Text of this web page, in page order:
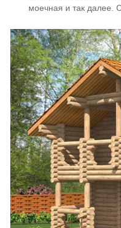
моечная и так далее.